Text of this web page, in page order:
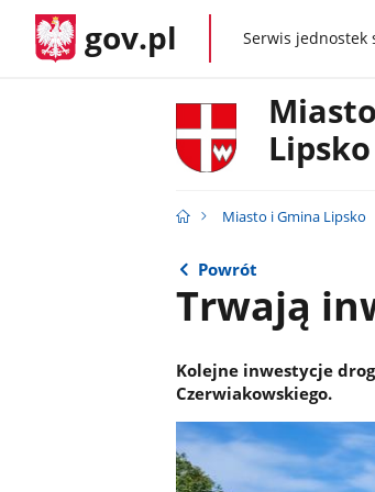
gov.pl gov.plSerwis
Lipsko
Miasto i Gmina Lipsko
Powrót
Trwają
Kolejne inwestycje
Czerwiakowskiego.